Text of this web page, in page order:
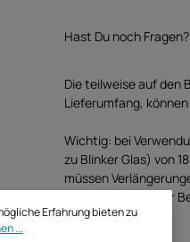
Hast Du noch
Die teilweise auf den
Lieferumfang,
Wichtig: bei
zu Blinker Glas) von
müssen
Abstand der Blinker
Erfahrung bieten zu
...